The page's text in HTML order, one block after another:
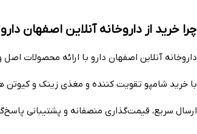
چرا خرید از داروخانه آنلاین اصفهان
داروخانه آنلاین اصفهان دارو با ارائه محصولات
با خرید شامپو تقویت کننده و مغذی زینک و کیوتن
ارسال سریع، قیمت‌گذاری منصفانه و پشتیبانی